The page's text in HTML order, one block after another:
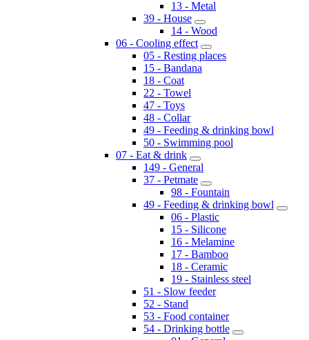
13 - Metal
39 - House
14 - Wood
06 - Cooling effect
05 - Resting places
15 - Bandana
18 - Coat
22 - Towel
47 - Toys
48 - Collar
49 - Feeding & drinking bowl
50 - Swimming pool
07 - Eat & drink
149 - General
37 - Petmate
98 - Fountain
49 - Feeding & drinking bowl
06 - Plastic
15 - Silicone
16 - Melamine
17 - Bamboo
18 - Ceramic
19 - Stainless steel
51 - Slow feeder
52 - Stand
53 - Food container
54 - Drinking bottle